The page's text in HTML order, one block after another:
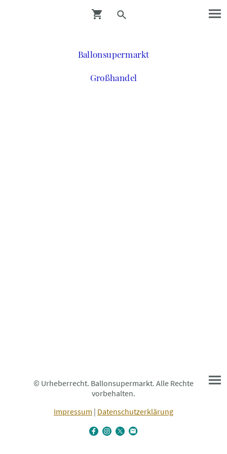
Ballonsupermarkt
Großhandel
© Urheberrecht. Ballonsupermarkt. Alle Rechte
vorbehalten.
Impressum | Datenschutzerklärung